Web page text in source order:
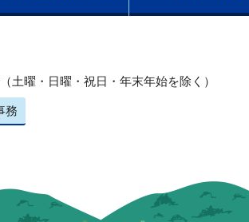
曜・日曜・祝日・年末年始を除く）
務